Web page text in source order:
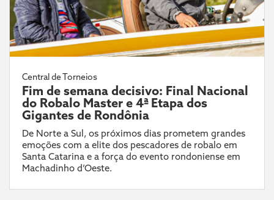
Central de Torneios
Fim de semana decisivo: Final Nacional
do Robalo Master e 4ª Etapa dos
Gigantes de Rondônia
De Norte a Sul, os próximos dias prometem grandes
emoções com a elite dos pescadores de robalo em
Santa Catarina e a força do evento rondoniense em
Machadinho d’Oeste.